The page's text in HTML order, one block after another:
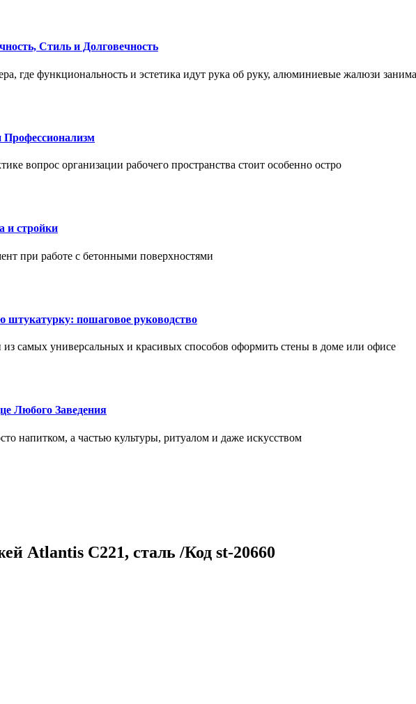
Стиль и Долговечность
где функциональность и эстетика идут рука об руку, алюминиевые жалюзи
Профессионализм
вопрос организации рабочего пространства стоит особенно остро
и стройки
при работе с бетонными поверхностями
пошаговое руководство
самых универсальных и красивых способов оформить стены в доме или офисе
Любого Заведения
напитком, а частью культуры, ритуалом и даже искусством
Atlantis C221, сталь /Код st-20660